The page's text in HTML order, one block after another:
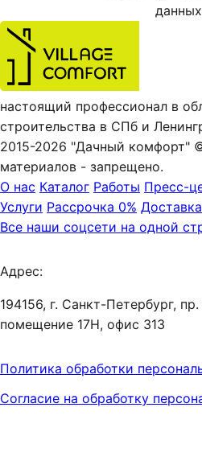
настоящий профессионал в
строительства в СПб и
2015-2026 "Дачный комфорт"
материалов - запрещено.
О нас Каталог Работы Пресс-
Услуги Рассрочка 0% Доставка
Все наши соцсети на одной
Адрес:
194156, г. Санкт-Петербург,
помещение 17Н, офис 313
Политика обработки
Согласие на обработку